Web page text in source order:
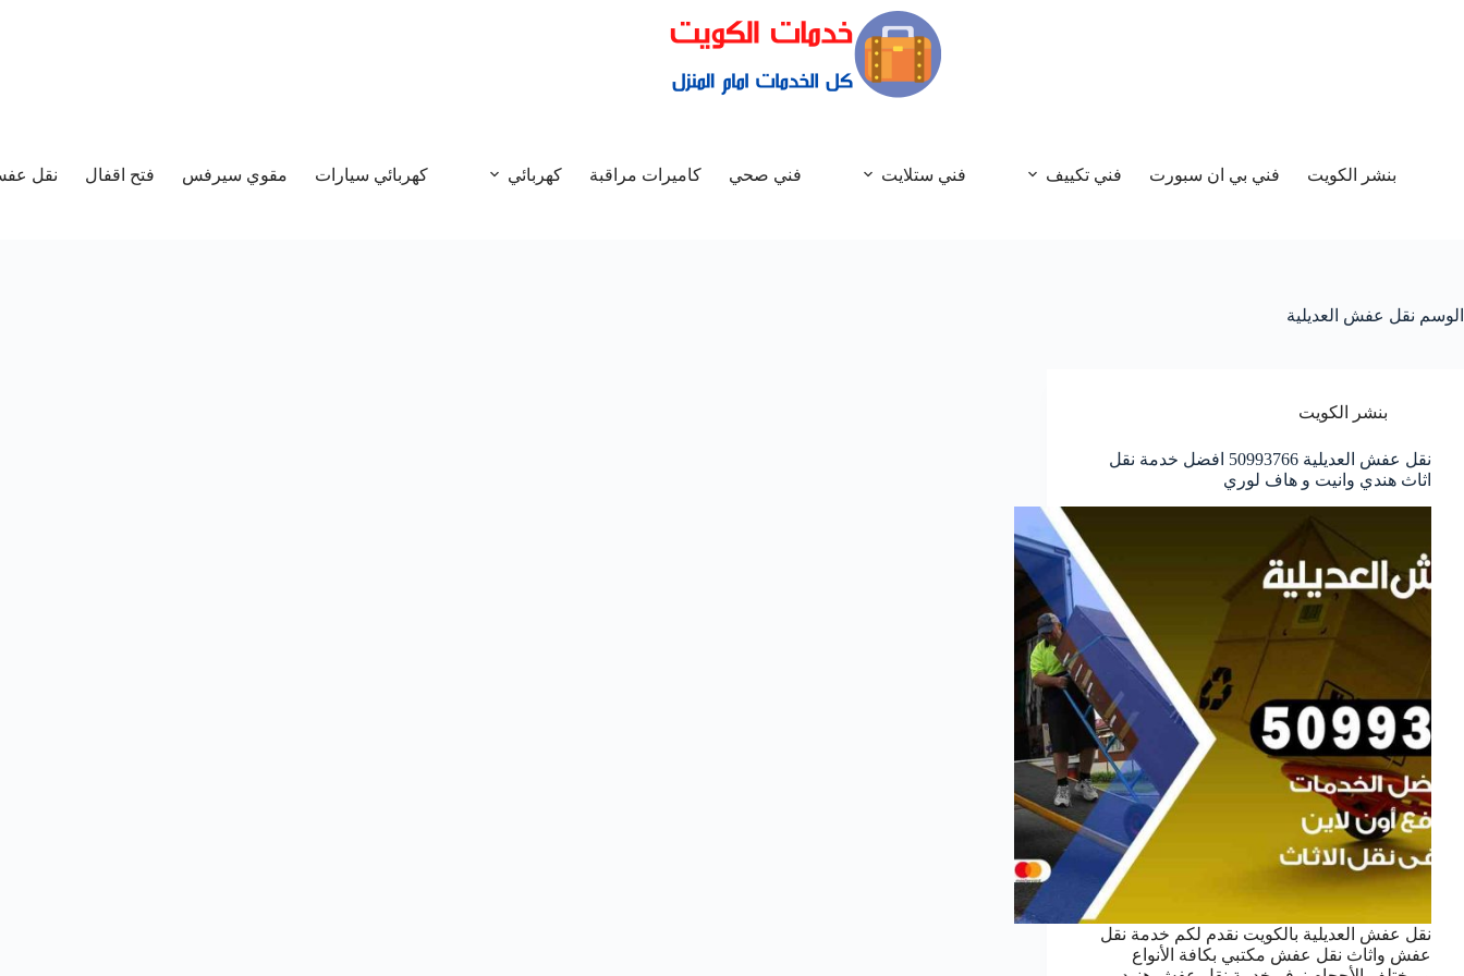
بنشر الكويت فني بي ان سبورت فني تكييف فني ستلايت فني صحي كاميرات مراقبة كهربائي كهربائي سيارات مقوي سيرفس فتح اقفال نقل
الوسم نقل عفش العديلية
بنشر الكويت
نقل عفش العديلية 50993766 افضل خدمة نقل
اثاث هندي وانيت و هاف لوري
نقل عفش العديلية بالكويت نقدم لكم خدمة نقل
عفش واثاث نقل عفش مكتبي بكافة الأنواع